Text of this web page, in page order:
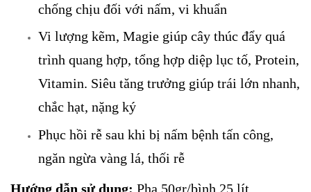
chống chịu đối với nấm, vi khuẩn
Vi lượng kẽm, Magie giúp cây thúc đẩy quá
trình quang hợp, tổng hợp diệp lục tố, Protein,
Vitamin. Siêu tăng trưởng giúp trái lớn nhanh,
chắc hạt, nặng ký
Phục hồi rễ sau khi bị nấm bệnh tấn công,
ngăn ngừa vàng lá, thối rễ
Hướng dẫn sử dụng: Pha 50gr/bình 25 lít